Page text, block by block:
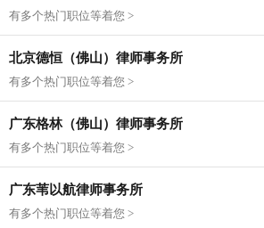
有多个热门职位等着您 >
北京德恒（佛山）律师事务所
有多个热门职位等着您 >
广东格林（佛山）律师事务所
有多个热门职位等着您 >
广东苇以航律师事务所
有多个热门职位等着您 >